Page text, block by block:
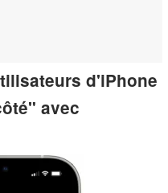
d'iPhone
avec